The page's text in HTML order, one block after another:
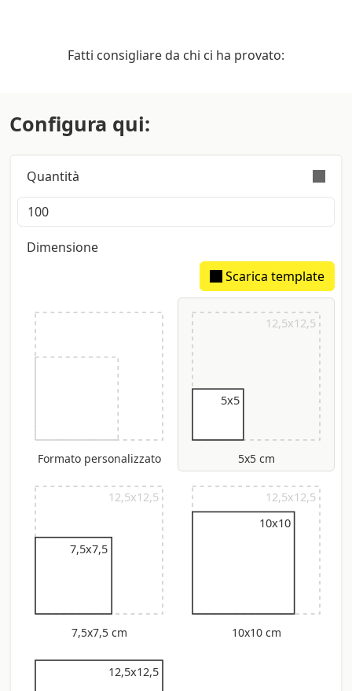
Fatti consigliare da chi ci ha provato:
Configura qui:
Quantità
L’ordine è validamente eseguito con tolleranza
sulla quantità di +/- 5%
Dimensione
Scarica template
Formato personalizzato
12,5x12,5
5x5
5x5 cm
12,5x12,5
7,5x7,5
7,5x7,5 cm
12,5x12,5
10x10
10x10 cm
12,5x12,5
12,5x12,5